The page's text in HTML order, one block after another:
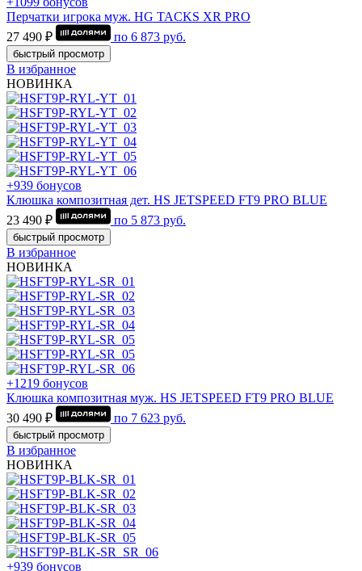
Перчатки игрока муж. HG TACKS XR PRO
27 490 ₽
по 6 873 руб.
быстрый просмотр
В избранное
НОВИНКА
+939 бонусов
Клюшка композитная дет. HS JETSPEED FT9 PRO BLUE
23 490 ₽
по 5 873 руб.
быстрый просмотр
В избранное
НОВИНКА
+1219 бонусов
Клюшка композитная муж. HS JETSPEED FT9 PRO BLUE
30 490 ₽
по 7 623 руб.
быстрый просмотр
В избранное
НОВИНКА
+939 бонусов